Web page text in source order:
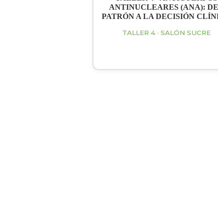
ANTINUCLEARES (ANA):
PATRÓN A LA DECISIÓN
TALLER 4 · SALÓN SUCRE